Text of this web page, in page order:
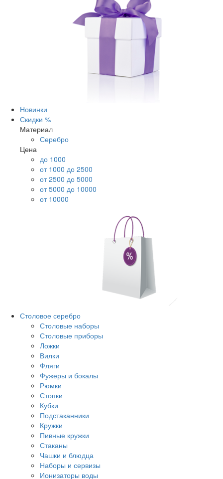
Новинки
Скидки %
Материал
Серебро
Цена
до 1000
от 1000 до 2500
от 2500 до 5000
от 5000 до 10000
от 10000
Столовое серебро
Столовые наборы
Столовые приборы
Ложки
Вилки
Фляги
Фужеры и бокалы
Рюмки
Стопки
Кубки
Подстаканники
Кружки
Пивные кружки
Стаканы
Чашки и блюдца
Наборы и сервизы
Ионизаторы воды